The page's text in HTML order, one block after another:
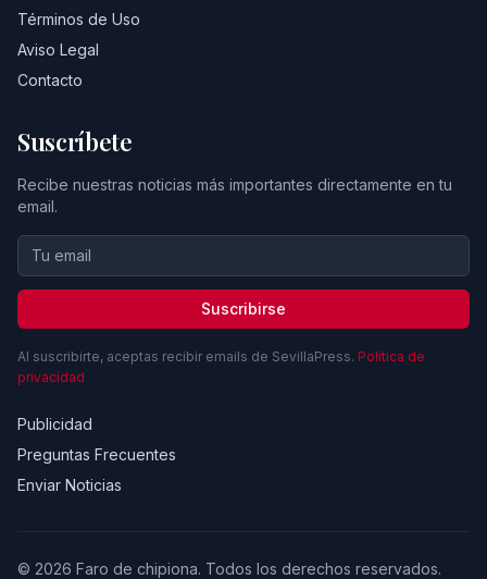
Términos de Uso
Aviso Legal
Contacto
Suscríbete
Recibe nuestras noticias más importantes directamente en tu
email.
Suscribirse
Al suscribirte, aceptas recibir emails de SevillaPress. Política de
privacidad
Publicidad
Preguntas Frecuentes
Enviar Noticias
© 2026 Faro de chipiona. Todos los derechos reservados.